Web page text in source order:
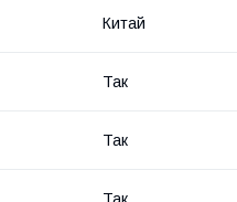
Китай
Так
Так
Так